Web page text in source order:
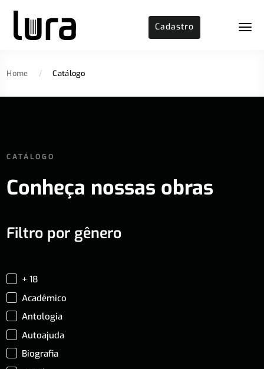
Cadastro
Home / Catálogo
CATÁLOGO
Conheça nossas obras
Filtro por gênero
+ 18
Acadêmico
Antologia
Autoajuda
Biografia